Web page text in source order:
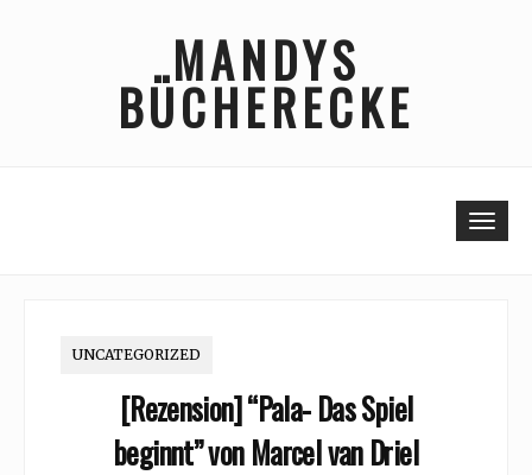
MANDYS
BÜCHERECKE
UNCATEGORIZED
[Rezension] “Pala- Das Spiel
beginnt” von Marcel van Driel